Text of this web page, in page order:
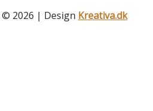
© 2026 | Design Kreativa.dk